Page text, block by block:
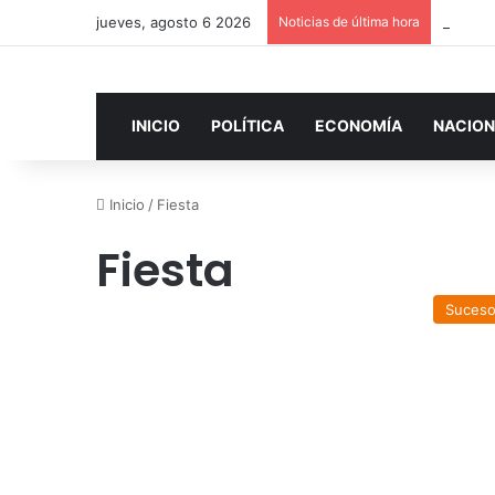
jueves, agosto 6 2026 Noticias de última hora
INICIO POLÍTICA ECONOMÍA
Inicio / Fiesta
Fiesta